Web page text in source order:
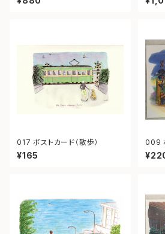
017 ポストカード（散歩）
¥165
009 ポストカード（七里ヶ浜
江ノ電